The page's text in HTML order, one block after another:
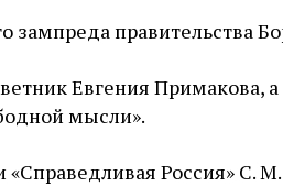
зампреда правительства
Евгения Примакова,
мысли».
Россия» С.